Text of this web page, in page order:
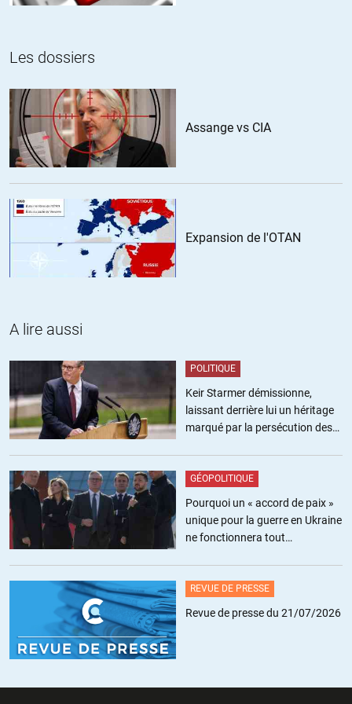
s’est emballée jusqu’à devenir potentiellement génocidaire ou plutôt
Jean//24.01.2018 à 12h58
La CIA veut absolument nous vendre une guerre de religion
chiites/sunnites alors qu’ils sont bien placés pour savoir que la
réalité est plus complexe que cela. L’objectif est-il de faire en sorte
que plus personne n’y comprenne rien ?
+5 ALERTER
nous. Je viens de voir dans ma petite ville des personnages en
djellabah noire, à mi mollet et des filles dans un déguisement noir
encore jamais vu auparavant.
+2 ALERTER
Les dossiers
Assange vs CIA
Expansion de l'OTAN
A lire aussi
POLITIQUE
Keir Starmer démissionne,
laissant derrière lui un héritage
marqué par la persécution des
GÉOPOLITIQUE
Pourquoi un « accord de paix »
unique pour la guerre en Ukraine
ne fonctionnera tout
REVUE DE PRESSE
Revue de presse du 21/07/2026